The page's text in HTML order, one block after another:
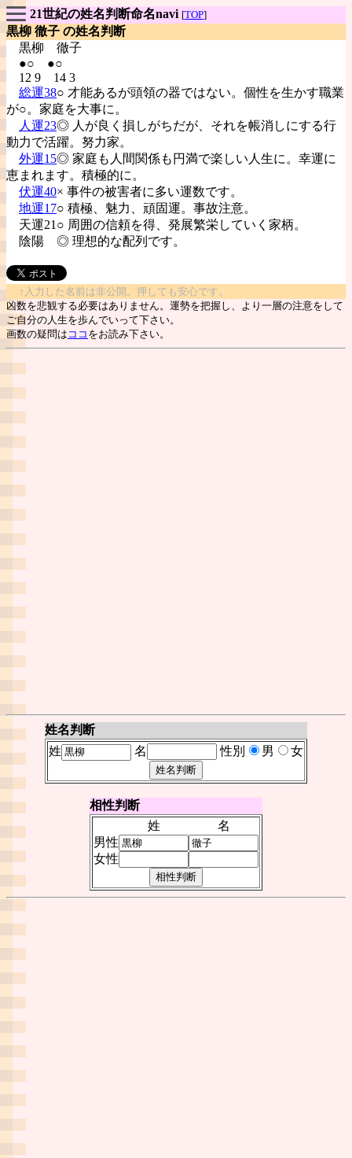
21世紀の姓名判断命名navi [TOP]
黒柳 徹子 の姓名判断
黒柳 徹子
●○ ●○
12 9 14 3
総運38○ 才能あるが頭領の器ではない。個性を生かす職業
が○。家庭を大事に。
人運23◎ 人が良く損しがちだが、それを帳消しにする行
動力で活躍。努力家。
外運15◎ 家庭も人間関係も円満で楽しい人生に。幸運に
恵まれます。積極的に。
伏運40× 事件の被害者に多い運数です。
地運17○ 積極、魅力、頑固運。事故注意。
天運21○ 周囲の信頼を得、発展繁栄していく家柄。
陰陽 ◎ 理想的な配列です。
↑入力した名前は非公開。押しても安心です。
凶数を悲観する必要はありません。運勢を把握し、より一層の注意をして
ご自分の人生を歩んでいって下さい。
画数の疑問は ココ をお読み下さい。
姓名判断
姓
名 性別 男 女
相性判断
姓
名
男性
女性